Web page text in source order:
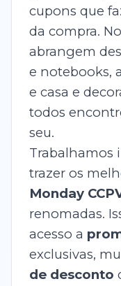
cupons que
da compra.
abrangem
e notebooks,
e casa e
todos
seu.
Trabalhamos
trazer os
Monday
renomadas.
acesso a
exclusivas,
de desconto